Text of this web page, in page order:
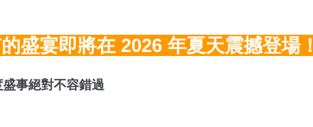
盛宴即將在 2026 年夏天震撼登場！
事絕對不容錯過